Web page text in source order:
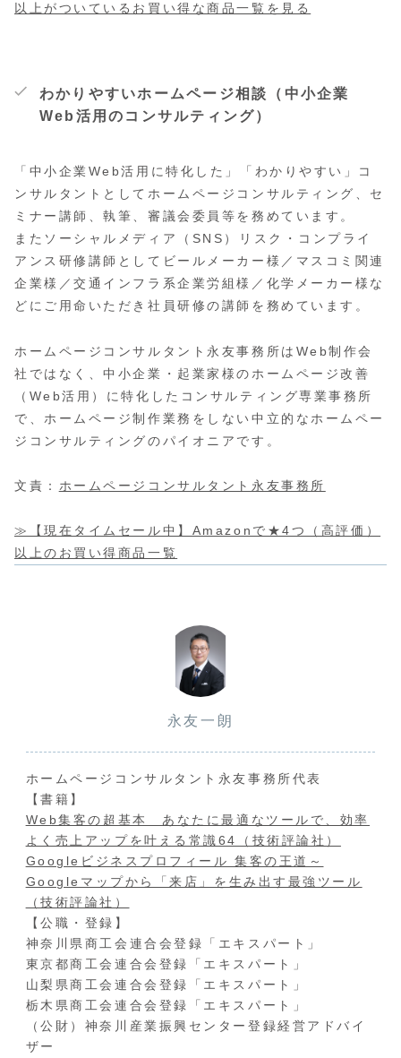
以上がついているお買い得な商品一覧を見る
わかりやすいホームページ相談（中小企業
Web活用のコンサルティング）
「中小企業Web活用に特化した」「わかりやすい」コ
ンサルタントとしてホームページコンサルティング、セ
ミナー講師、執筆、審議会委員等を務めています。
またソーシャルメディア（SNS）リスク・コンプライ
アンス研修講師としてビールメーカー様／マスコミ関連
企業様／交通インフラ系企業労組様／化学メーカー様な
どにご用命いただき社員研修の講師を務めています。
ホームページコンサルタント永友事務所はWeb制作会
社ではなく、中小企業・起業家様のホームページ改善
（Web活用）に特化したコンサルティング専業事務所
で、ホームページ制作業務をしない中立的なホームペー
ジコンサルティングのパイオニアです。
文責： ホームページコンサルタント永友事務所
≫【現在タイムセール中】Amazonで★4つ（高評価）
以上のお買い得商品一覧
永友一朗
ホームページコンサルタント永友事務所代表
【書籍】
Web集客の超基本 あなたに最適なツールで、効率
よく売上アップを叶える常識64（技術評論社）
Googleビジネスプロフィール 集客の王道～
Googleマップから「来店」を生み出す最強ツール
（技術評論社）
【公職・登録】
神奈川県商工会連合会登録「エキスパート」
東京都商工会連合会登録「エキスパート」
山梨県商工会連合会登録「エキスパート」
栃木県商工会連合会登録「エキスパート」
（公財）神奈川産業振興センター登録経営アドバイ
ザー